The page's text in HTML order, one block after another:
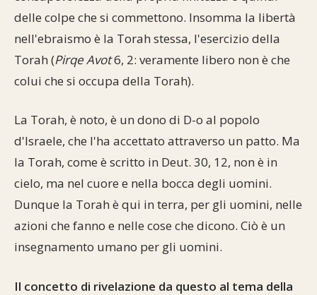
delle colpe che si commettono. Insomma la libertà
nell'ebraismo è la Torah stessa, l'esercizio della
Torah (Pirqe Avot6, 2: veramente libero non è che
colui che si occupa della Torah).
La Torah, è noto, è un dono di D-o al popolo
d'Israele, che l'ha accettato attraverso un patto. Ma
la Torah, come è scritto in Deut. 30, 12, non è in
cielo, ma nel cuore e nella bocca degli uomini.
Dunque la Torah è qui in terra, per gli uomini, nelle
azioni che fanno e nelle cose che dicono. Ciò è un
insegnamento umano per gli uomini.
Il concetto di rivelazione da questo al tema della